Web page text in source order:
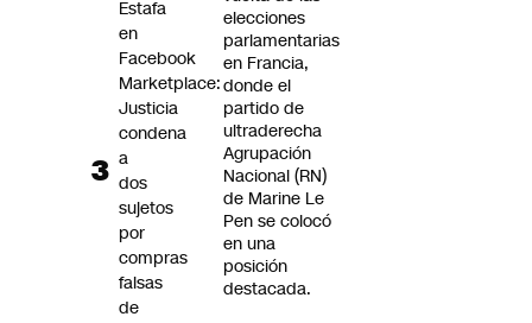
elecciones
parlamentarias
en Francia,
donde el
partido de
ultraderecha
Agrupación
Nacional (RN)
de Marine Le
Pen se colocó
en una
posición
destacada.
Estafa
en
Facebook
Marketplace:
Justicia
condena
a
dos
sujetos
por
compras
falsas
de